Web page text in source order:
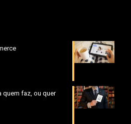
quem faz, ou quer